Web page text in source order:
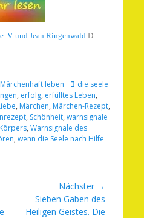
V. und Jean Ringenwald D –
Märchenhaft leben Schlagworte
die seele
, erfolg, erfülltes Leben,
, Märchen, Märchen-Rezept,
, Schönheit, warnsignale
, Warnsignale des
, wenn die Seele nach Hilfe
Nächster →
Nächster
Beitrag:
Sieben Gaben des
Heiligen Geistes. Die